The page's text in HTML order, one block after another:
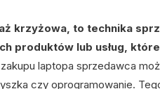
krzyżowa, to technika
produktów lub usług,
laptopa sprzedawca
czy oprogramowanie.